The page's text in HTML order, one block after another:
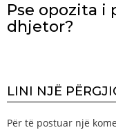
Pse opozita i
dhjetor?
LINI NJË
Për të postuar një